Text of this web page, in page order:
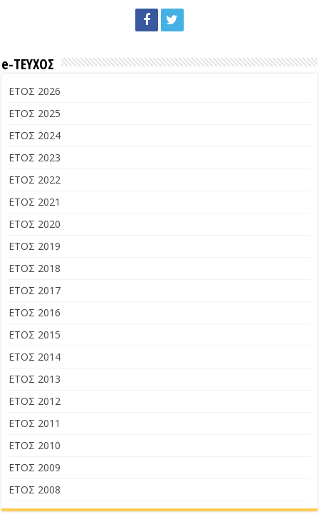
e-ΤΕΥΧΟΣ
ΕΤΟΣ 2026
ΕΤΟΣ 2025
ΕΤΟΣ 2024
ΕΤΟΣ 2023
ΕΤΟΣ 2022
ΕΤΟΣ 2021
ΕΤΟΣ 2020
ΕΤΟΣ 2019
ΕΤΟΣ 2018
ΕΤΟΣ 2017
ΕΤΟΣ 2016
ΕΤΟΣ 2015
ΕΤΟΣ 2014
ΕΤΟΣ 2013
ΕΤΟΣ 2012
ΕΤΟΣ 2011
ΕΤΟΣ 2010
ΕΤΟΣ 2009
ΕΤΟΣ 2008